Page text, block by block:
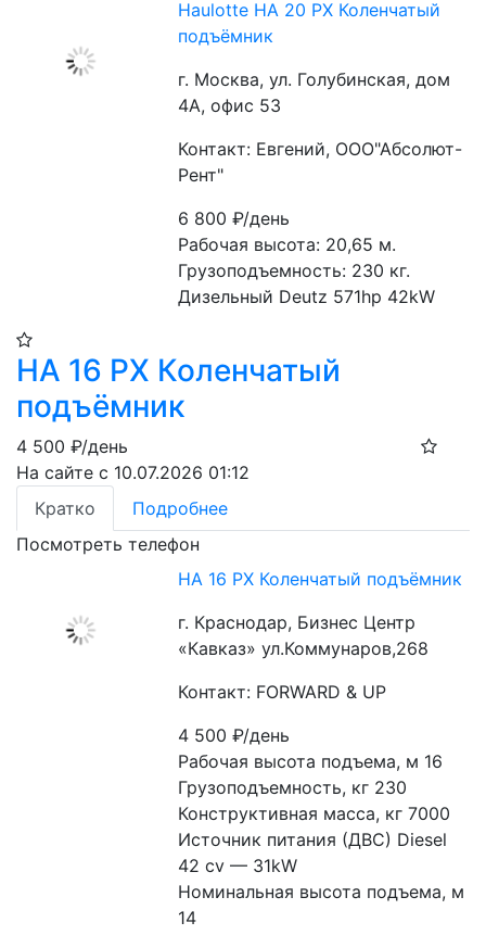
Haulotte HA 20 PX Коленчатый
подъёмник
г. Москва, ул. Голубинская, дом
4А, офис 53
Контакт: Евгений, ООО"Абсолют-
Рент"
6 800₽/день
Рабочая высота: 20,65 м.
Грузоподъемность: 230 кг.
Дизельный Deutz 571hp 42kW
HA 16 PX Коленчатый
подъёмник
4 500 ₽/день
На сайте с 10.07.2026 01:12
Кратко
Подробнее
Посмотреть телефон
HA 16 PX Коленчатый подъёмник
г. Краснодар, Бизнес Центр
«Кавказ» ул.Коммунаров,268
Контакт: FORWARD & UP
4 500₽/день
Рабочая высота подъема, м 16
Грузоподъемность, кг 230
Конструктивная масса, кг 7000
Источник питания (ДВС) Diesel
42 cv — 31kW
Номинальная высота подъема, м
14